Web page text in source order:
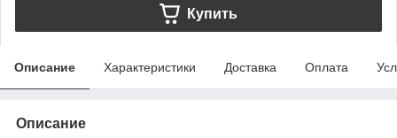
Купить
Описание Характеристики Доставка Оплата
Описание